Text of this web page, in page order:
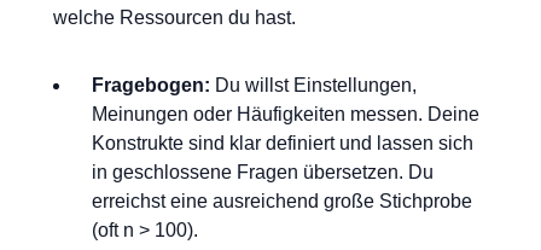
welche Ressourcen du hast.
Fragebogen: Du willst Einstellungen,
Meinungen oder Häufigkeiten messen. Deine
Konstrukte sind klar definiert und lassen sich
in geschlossene Fragen übersetzen. Du
erreichst eine ausreichend große Stichprobe
(oft n > 100).